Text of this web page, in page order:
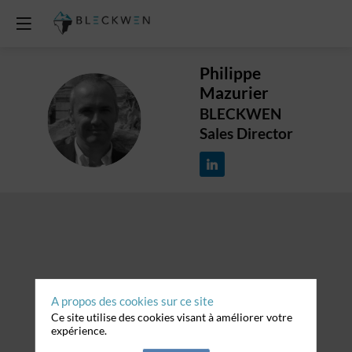
PM
Philippe
Mazurier
BLECKWEN
Sales Director
A propos des cookies sur ce site
Ce site utilise des cookies visant à améliorer votre
expérience.